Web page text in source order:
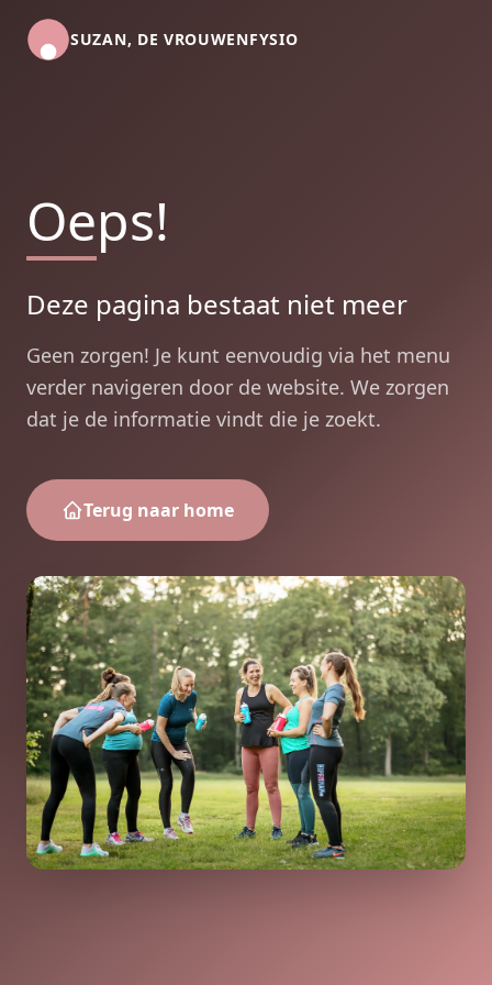
SUZAN, DE VROUWENFYSIO
Oeps!
Deze pagina bestaat niet meer
Geen zorgen! Je kunt eenvoudig via het menu
verder navigeren door de website. We zorgen
dat je de informatie vindt die je zoekt.
Terug naar home